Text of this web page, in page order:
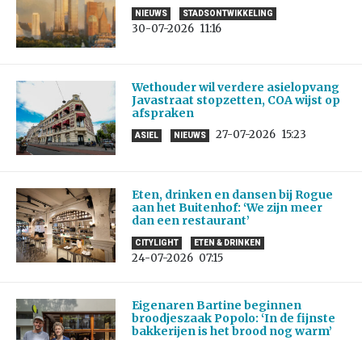
NIEUWS STADSONTWIKKELING
30-07-2026 11:16
Wethouder wil verdere asielopvang
Javastraat stopzetten, COA wijst op
afspraken
ASIEL NIEUWS 27-07-2026 15:23
Eten, drinken en dansen bij Rogue
aan het Buitenhof: ‘We zijn meer
dan een restaurant’
CITYLIGHT ETEN & DRINKEN
24-07-2026 07:15
Eigenaren Bartine beginnen
broodjeszaak Popolo: ‘In de fijnste
bakkerijen is het brood nog warm’